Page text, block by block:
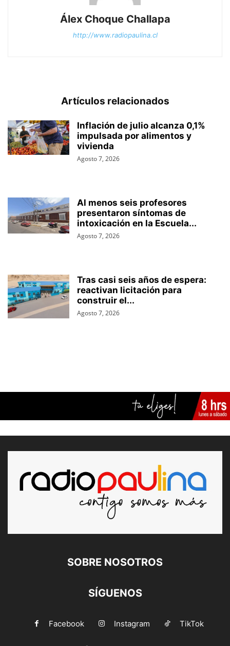
Álex Choque Challapa
http://www.radiopaulina.cl
Artículos relacionados
Inflación de julio alcanza 0,1%
impulsada por alimentos y
vivienda
Agosto 7, 2026
Al menos seis profesores
presentaron síntomas de
intoxicación en la Escuela...
Agosto 7, 2026
Tras casi seis años de espera:
reactivan licitación para
construir el...
Agosto 7, 2026
SOBRE NOSOTROS
SÍGUENOS
Facebook Instagram TikTok